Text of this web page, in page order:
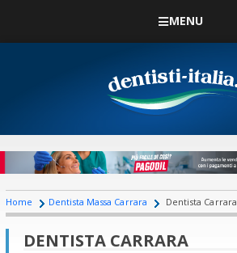
MENU
Home Dentista Massa Carrara Dentista Carrara
DENTISTA CARRARA